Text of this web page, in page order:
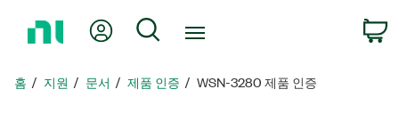
지
내 계정 검색
홈 지원 문서 제품 인증 WSN-3280 제품 인증